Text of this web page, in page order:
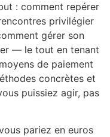
: comment repérer
privilégier
gérer son
— le tout en tenant
de paiement
concrètes et
puissiez agir, pas
pariez en euros